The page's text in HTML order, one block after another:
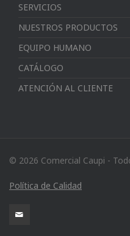
SERVICIOS
NUESTROS PRODUCTOS
EQUIPO HUMANO
CATÁLOGO
ATENCIÓN AL CLIENTE
© 2026 Comercial Caupi -
Política de Calidad